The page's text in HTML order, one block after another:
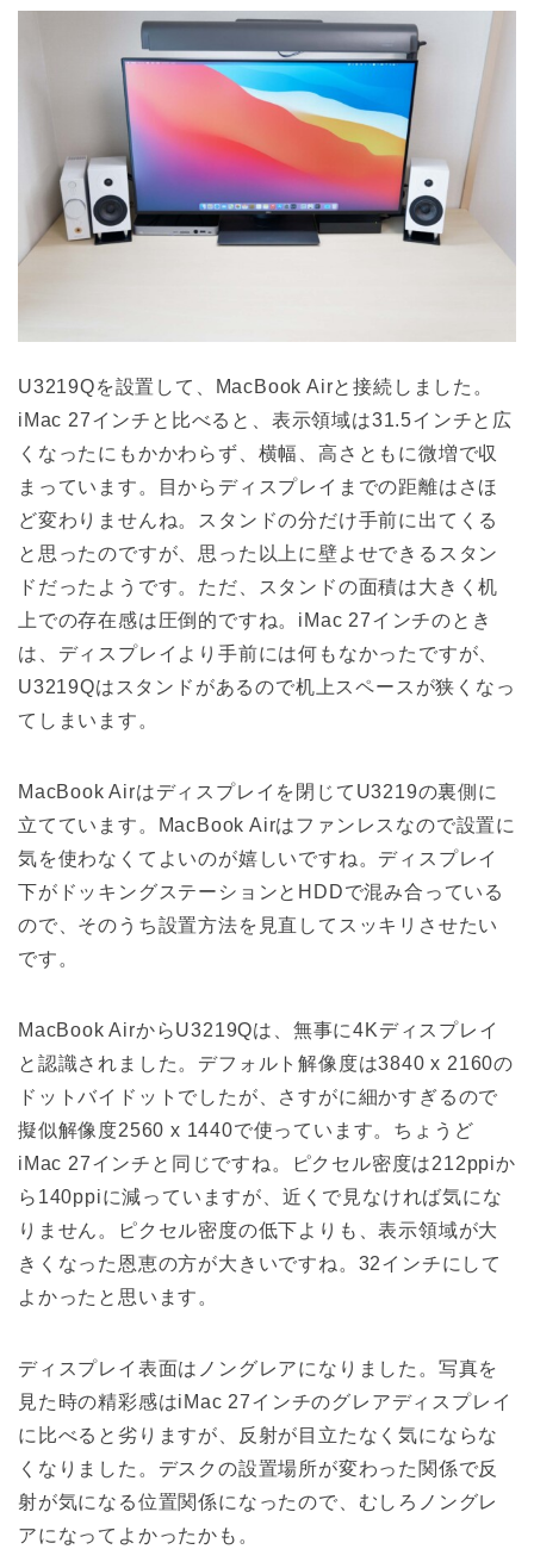
U3219Qを設置して、MacBook Airと接続しました。
iMac 27インチと比べると、表示領域は31.5インチと広
くなったにもかかわらず、横幅、高さともに微増で収
まっています。目からディスプレイまでの距離はさほ
ど変わりませんね。スタンドの分だけ手前に出てくる
と思ったのですが、思った以上に壁よせできるスタン
ドだったようです。ただ、スタンドの面積は大きく机
上での存在感は圧倒的ですね。iMac 27インチのとき
は、ディスプレイより手前には何もなかったですが、
U3219Qはスタンドがあるので机上スペースが狭くなっ
てしまいます。
MacBook Airはディスプレイを閉じてU3219の裏側に
立てています。MacBook Airはファンレスなので設置に
気を使わなくてよいのが嬉しいですね。ディスプレイ
下がドッキングステーションとHDDで混み合っている
ので、そのうち設置方法を見直してスッキリさせたい
です。
MacBook AirからU3219Qは、無事に4Kディスプレイ
と認識されました。デフォルト解像度は3840 x 2160の
ドットバイドットでしたが、さすがに細かすぎるので
擬似解像度2560 x 1440で使っています。ちょうど
iMac 27インチと同じですね。ピクセル密度は212ppiか
ら140ppiに減っていますが、近くで見なければ気にな
りません。ピクセル密度の低下よりも、表示領域が大
きくなった恩恵の方が大きいですね。32インチにして
よかったと思います。
ディスプレイ表面はノングレアになりました。写真を
見た時の精彩感はiMac 27インチのグレアディスプレイ
に比べると劣りますが、反射が目立たなく気にならな
くなりました。デスクの設置場所が変わった関係で反
射が気になる位置関係になったので、むしろノングレ
アになってよかったかも。